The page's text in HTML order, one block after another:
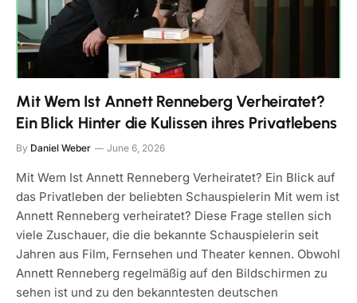
Mit Wem Ist Annett Renneberg Verheiratet?
Ein Blick Hinter die Kulissen ihres Privatlebens
By Daniel Weber June 6, 2026
Mit Wem Ist Annett Renneberg Verheiratet? Ein Blick auf
das Privatleben der beliebten Schauspielerin Mit wem ist
Annett Renneberg verheiratet? Diese Frage stellen sich
viele Zuschauer, die die bekannte Schauspielerin seit
Jahren aus Film, Fernsehen und Theater kennen. Obwohl
Annett Renneberg regelmäßig auf den Bildschirmen zu
sehen ist und zu den bekanntesten deutschen